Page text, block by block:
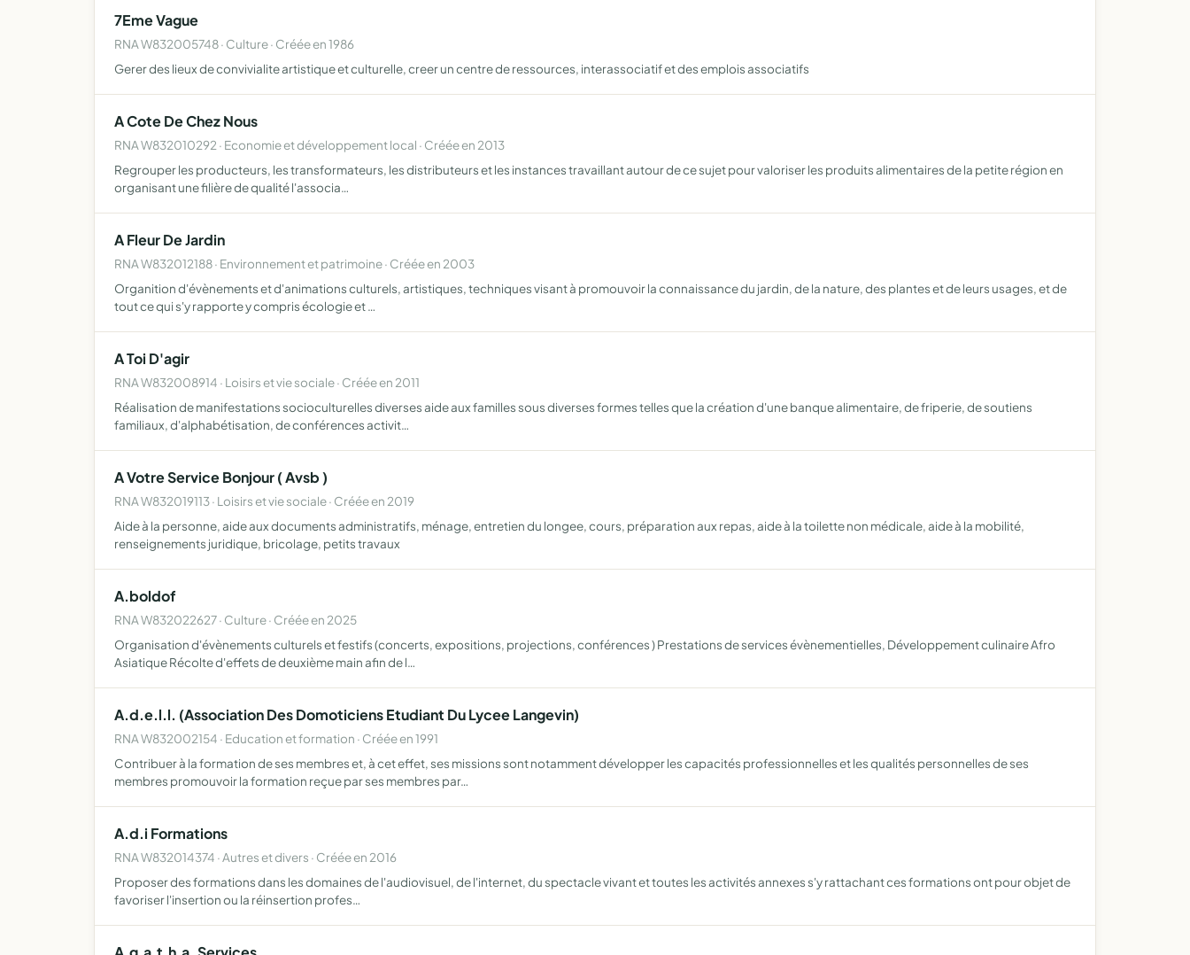
7Eme Vague
RNA W832005748 · Culture · Créée en 1986
Gerer des lieux de convivialite artistique et culturelle, creer un centre de ressources, interassociatif et des emplois associatifs
A Cote De Chez Nous
RNA W832010292 · Economie et développement local · Créée en 2013
Regrouper les producteurs, les transformateurs, les distributeurs et les instances travaillant autour de ce sujet pour valoriser les produits alimentaires de la petite région en
organisant une filière de qualité l'associa…
A Fleur De Jardin
RNA W832012188 · Environnement et patrimoine · Créée en 2003
Organition d'évènements et d'animations culturels, artistiques, techniques visant à promouvoir la connaissance du jardin, de la nature, des plantes et de leurs usages, et de
tout ce qui s'y rapporte y compris écologie et …
A Toi D'agir
RNA W832008914 · Loisirs et vie sociale · Créée en 2011
Réalisation de manifestations socioculturelles diverses aide aux familles sous diverses formes telles que la création d'une banque alimentaire, de friperie, de soutiens
familiaux, d'alphabétisation, de conférences activit…
A Votre Service Bonjour ( Avsb )
RNA W832019113 · Loisirs et vie sociale · Créée en 2019
Aide à la personne, aide aux documents administratifs, ménage, entretien du longee, cours, préparation aux repas, aide à la toilette non médicale, aide à la mobilité,
renseignements juridique, bricolage, petits travaux
A.boldof
RNA W832022627 · Culture · Créée en 2025
Organisation d'évènements culturels et festifs (concerts, expositions, projections, conférences ) Prestations de services évènementielles, Développement culinaire Afro
Asiatique Récolte d'effets de deuxième main afin de l…
A.d.e.l.l. (Association Des Domoticiens Etudiant Du Lycee Langevin)
RNA W832002154 · Education et formation · Créée en 1991
Contribuer à la formation de ses membres et, à cet effet, ses missions sont notamment développer les capacités professionnelles et les qualités personnelles de ses
membres promouvoir la formation reçue par ses membres par…
A.d.i Formations
RNA W832014374 · Autres et divers · Créée en 2016
Proposer des formations dans les domaines de l'audiovisuel, de l'internet, du spectacle vivant et toutes les activités annexes s'y rattachant ces formations ont pour objet de
favoriser l'insertion ou la réinsertion profes…